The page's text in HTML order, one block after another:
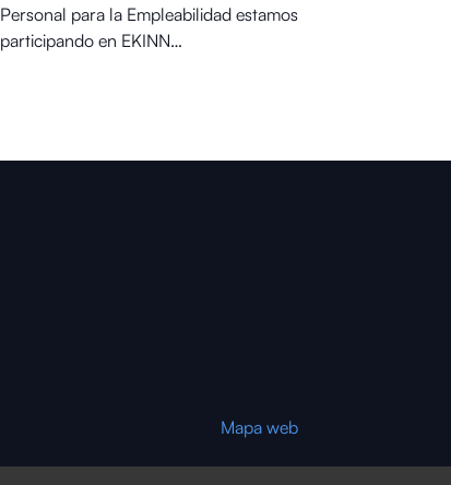
Personal para la Empleabilidad estamos
participando en EKINN…
Mapa web